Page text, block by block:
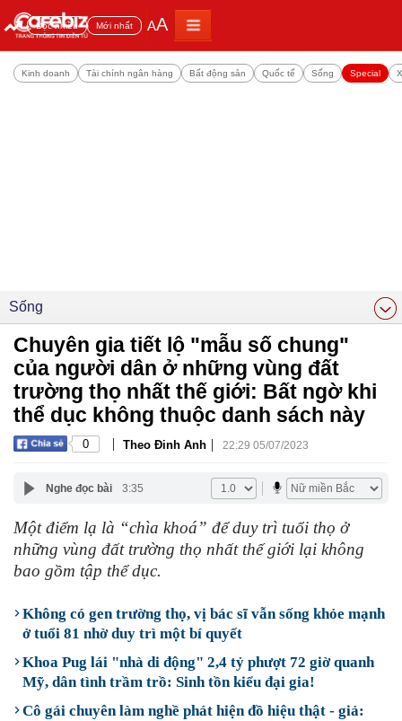
Đọc nhiều Mới nhất AA
Kinh doanh Tài chính ngân hàng Bất động sản Quốc tế Sống Special
Sống
Chuyên gia tiết lộ "mẫu số chung"
của người dân ở những vùng đất
trường thọ nhất thế giới: Bất ngờ khi
thể dục không thuộc danh sách này
0 | Theo Đinh Anh | 22:29 05/07/2023
Nghe đọc bài 3:35
Một điểm lạ là “chìa khoá” để duy trì tuổi thọ ở
những vùng đất trường thọ nhất thế giới lại không
bao gồm tập thể dục.
Không có gen trường thọ, vị bác sĩ vẫn sống khỏe mạnh
ở tuổi 81 nhờ duy trì một bí quyết
Khoa Pug lái "nhà di động" 2,4 tỷ phượt 72 giờ quanh
Mỹ, dân tình trầm trồ: Sinh tồn kiểu đại gia!
Cô gái chuyên làm nghề phát hiện đồ hiệu thật - giả: